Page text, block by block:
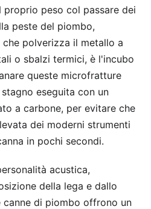
peso col passare dei
peste del piombo,
polverizza il metallo a
o sbalzi termici, è l'incubo
queste microfratture
eseguita con un
a carbone, per evitare che
dei moderni strumenti
in pochi secondi.
acustica,
della lega e dallo
canne di piombo offrono un